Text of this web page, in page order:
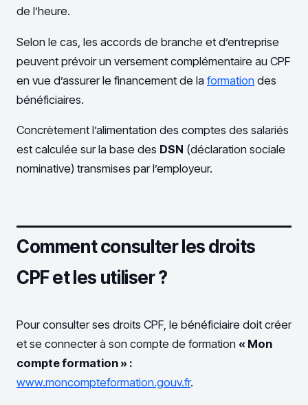
de l’heure.
Selon le cas, les accords de branche et d’entreprise
peuvent prévoir un versement complémentaire au CPF
en vue d’assurer le financement de la formation des
bénéficiaires.
Concrètement l’alimentation des comptes des salariés
est calculée sur la base des DSN (déclaration sociale
nominative) transmises par l’employeur.
Comment consulter les droits
CPF et les utiliser ?
Pour consulter ses droits CPF, le bénéficiaire doit créer
et se connecter à son compte de formation « Mon
compte formation » :
www.moncompteformation.gouv.fr.